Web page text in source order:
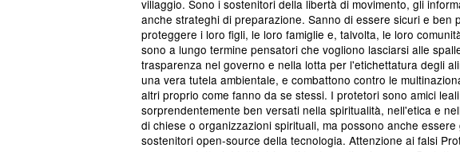
villaggio. Sono i sostenitori della libertà di movimento, gli
anche strateghi di preparazione. Sanno di essere sicuri e
proteggere i loro figli, le loro famiglie e, talvolta, le loro
sono a lungo termine pensatori che vogliono lasciarsi alle
trasparenza nel governo e nella lotta per l'etichettatura degli
una vera tutela ambientale, e combattono contro le
altri proprio come fanno da se stessi. I protetori sono amici
sorprendentemente ben versati nella spiritualità, nell'etica e
di chiese o organizzazioni spirituali, ma possono anche
sostenitori open-source della tecnologia. Attenzione ai falsi